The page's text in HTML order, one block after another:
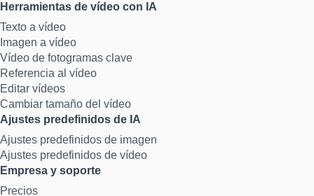
Herramientas de vídeo con IA
Texto a vídeo
Imagen a vídeo
Vídeo de fotogramas clave
Referencia al vídeo
Editar vídeos
Cambiar tamaño del vídeo
Ajustes predefinidos de IA
Ajustes predefinidos de imagen
Ajustes predefinidos de vídeo
Empresa y soporte
Precios